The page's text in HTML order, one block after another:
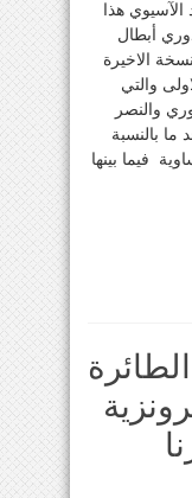
الآسيوي هذا
أبطال
الاخيرة
والتي
والنصر
ما بالنسبة
فيما بينها